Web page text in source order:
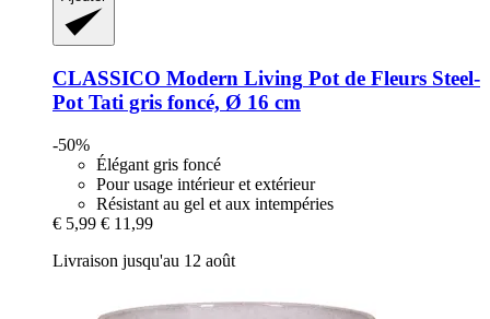
CLASSICO Modern Living Pot de Fleurs Steel-​
Pot Tati gris foncé, Ø 16 cm
-50%
Élégant gris foncé
Pour usage intérieur et extérieur
Résistant au gel et aux intempéries
€ 5,99 € 11,99
Livraison jusqu'au 12 août